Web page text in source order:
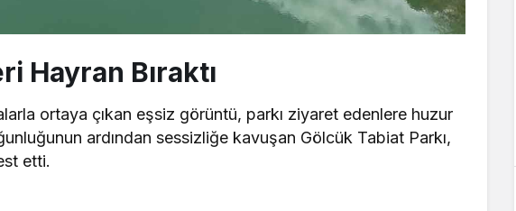
Hayran Bıraktı
ortaya çıkan eşsiz görüntü, parkı ziyaret edenlere huzur
ardından sessizliğe kavuşan Gölcük Tabiat Parkı,
etti.